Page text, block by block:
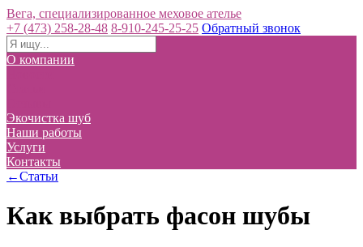
Вега, специализированное меховое ателье
+7 (473) 258-28-48 8-910-245-25-25 Обратный звонок
О компании
Экочистка шуб
Наши работы
Услуги
Контакты
←Статьи
Как выбрать фасон шубы